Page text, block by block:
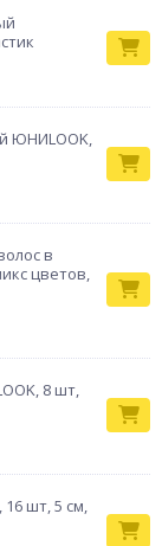
ЮНИLOOK,
в
цветов,
8 шт,
шт, 5 см,